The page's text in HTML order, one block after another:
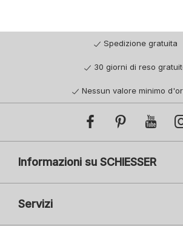
Spedizione gratuita
30 giorni di reso
Nessun valore minimo
Informazioni su SCHIESSER
Servizi